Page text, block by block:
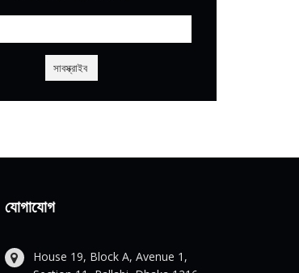
যোগাযোগ
House 19, Block A, Avenue 1,